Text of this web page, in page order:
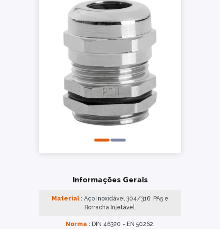
Informações Gerais
Material : Aço Inoxidável 304/316; PA5 e
Borracha Injetável.
Norma : DIN 46320 - EN 50262.